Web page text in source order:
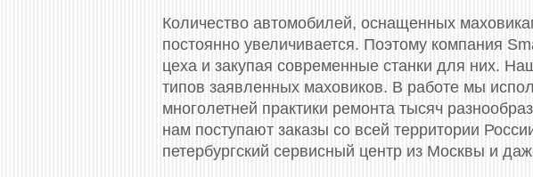
Количество автомобилей, оснащенных
постоянно увеличивается. Поэтому компания
цеха и закупая современные станки для них.
типов заявленных маховиков. В работе мы
многолетней практики ремонта тысяч
нам поступают заказы со всей территории
петербургский сервисный центр из Москвы и